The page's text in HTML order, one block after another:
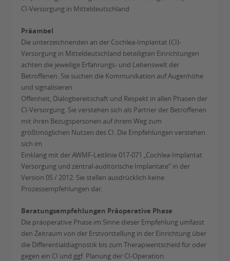
CI-Versorgung in Mitteldeutschland
Präambel
Die unterzeichnenden an der Cochlea-Implantat (CI)-
Versorgung in Mitteldeutschland beteiligten Einrichtungen
achten die jeweilige Erfahrungs- und Lebenswelt der
Betroffenen. Sie suchen die Kommunikation auf Augenhöhe
und signalisieren
Offenheit, Dialogbereitschaft und Respekt in allen Phasen der
CI-Versorgung. Sie verstehen sich als Partner der Betroffenen
mit ihren Bezugspersonen auf ihrem Weg zum
größtmöglichen Nutzen des CI. Die Empfehlungen verstehen
sich im
Einklang mit der AWMF-Leitlinie 017-071 „Cochlea-Implantat
Versorgung und zentral-auditorische Implantate“ in der
Version 05 / 2012. Sie stellen ausdrücklich keine
Prozessempfehlungen dar.
Beratungsempfehlungen Präoperative Phase
Die präoperative Phase im Sinne dieser Empfehlung umfasst
den Zeitraum von der Erstvorstellung in der Einrichtung über
die Differentialdiagnostik bis zum Therapieentscheid für oder
gegen ein CI und ggf. Planung der CI-Operation.